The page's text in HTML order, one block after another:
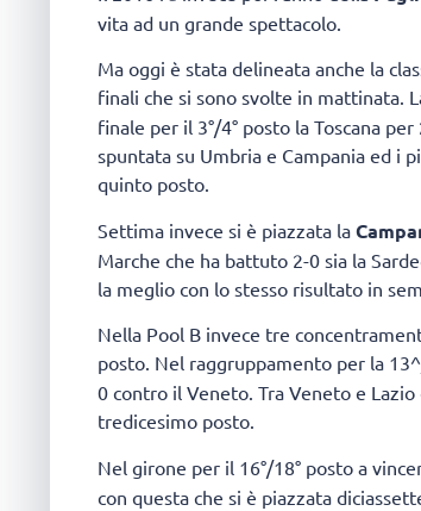
vita ad un grande spettacolo.
Ma oggi è stata delineata anche la
finali che si sono svolte in mattinata.
finale per il 3°/4° posto la Toscana
spuntata su Umbria e Campania ed i
quinto posto.
Settima invece si è piazzata la
Marche che ha battuto 2-0 sia la
la meglio con lo stesso risultato in
Nella Pool B invece tre
posto. Nel raggruppamento per la
0 contro il Veneto. Tra Veneto e
tredicesimo posto.
Nel girone per il 16°/18° posto a
con questa che si è piazzata